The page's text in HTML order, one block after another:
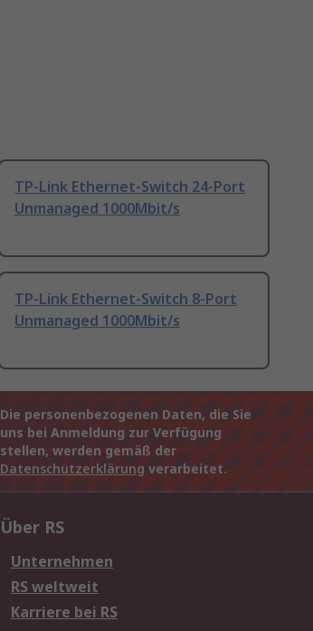
TP-Link Ethernet-Switch 24-Port
Unmanaged 1000Mbit/s
TP-Link Ethernet-Switch 8-Port
Unmanaged 1000Mbit/s
Die personenbezogenen Daten, die Sie
uns bei Anmeldung zur Verfügung
stellen, werden gemäß der
Datenschutzerklärung verarbeitet.
Über RS
Unternehmen
RS weltweit
Karriere bei RS